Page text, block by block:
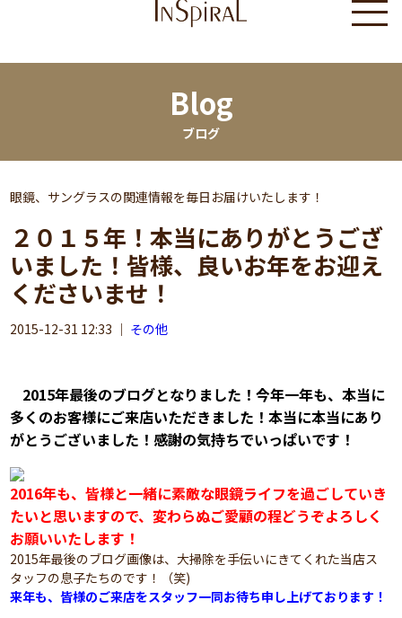
Blog
ブログ
眼鏡、サングラスの関連情報を毎日お届けいたします！
２０１５年！本当にありがとうござ
いました！皆様、良いお年をお迎え
くださいませ！
2015-12-31 12:33 ｜ その他
2015年最後のブログとなりました！今年一年も、本当に
多くのお客様にご来店いただきました！本当に本当にあり
がとうございました！感謝の気持ちでいっぱいです！
2016年も、皆様と一緒に素敵な眼鏡ライフを過ごしていき
たいと思いますので、変わらぬご愛顧の程どうぞよろしく
お願いいたします！
2015年最後のブログ画像は、大掃除を手伝いにきてくれた当店ス
タッフの息子たちのです！（笑)
来年も、皆様のご来店をスタッフ一同お待ち申し上げております！